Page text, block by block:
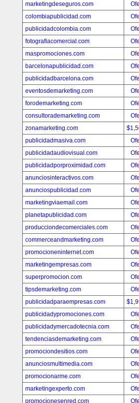
marketingdeseguros.com
colombiapublicidad.com
publicidadcolombia.com
fotografiacomercial.com
maspromociones.com
barcelonapublicidad.com
publicidadbarcelona.com
eventosdemarketing.com
forodemarketing.com
consultorademarketing.com
zonamarketing.com
publicidadmasiva.com
publicidadaudiovisual.com
publicidadporproximidad.com
anunciosinteractivos.com
anunciospublicidad.com
marketingviaemail.com
planetapublicidad.com
producciondecomerciales.com
commerceandmarketing.com
promocioneninternet.com
marketingempresas.com
superpromocion.com
tipsdemarketing.com
publicidadparaempresas.com
publicidadypromociones.com
publicidadymercadotecnia.com
tendenciasdemarketing.com
promociondesitios.com
anunciosmultimedia.com
promocionarme.com
marketingexperto.com
promocionesenred.com